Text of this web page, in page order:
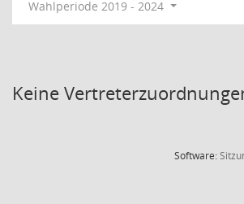
Wahlperiode 2019 - 2024
Keine
Software: